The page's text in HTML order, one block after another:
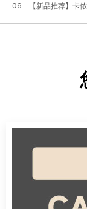
06 【新品推荐】卡侬